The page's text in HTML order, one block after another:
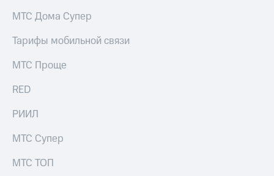
Описание
Программа
Порядок
акций
Еврооблигации-2023
Уведомление
о
МТС Дома Супер
Тарифы мобильной связи
МТС Проще
RED
РИИЛ
МТС Супер
МТС ТОП